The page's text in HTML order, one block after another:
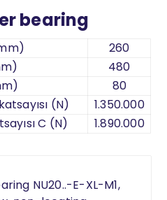
bearing
260
480
80
(N)
1.350.000
C (N)
1.890.000
NU20..-E-XL-M1,